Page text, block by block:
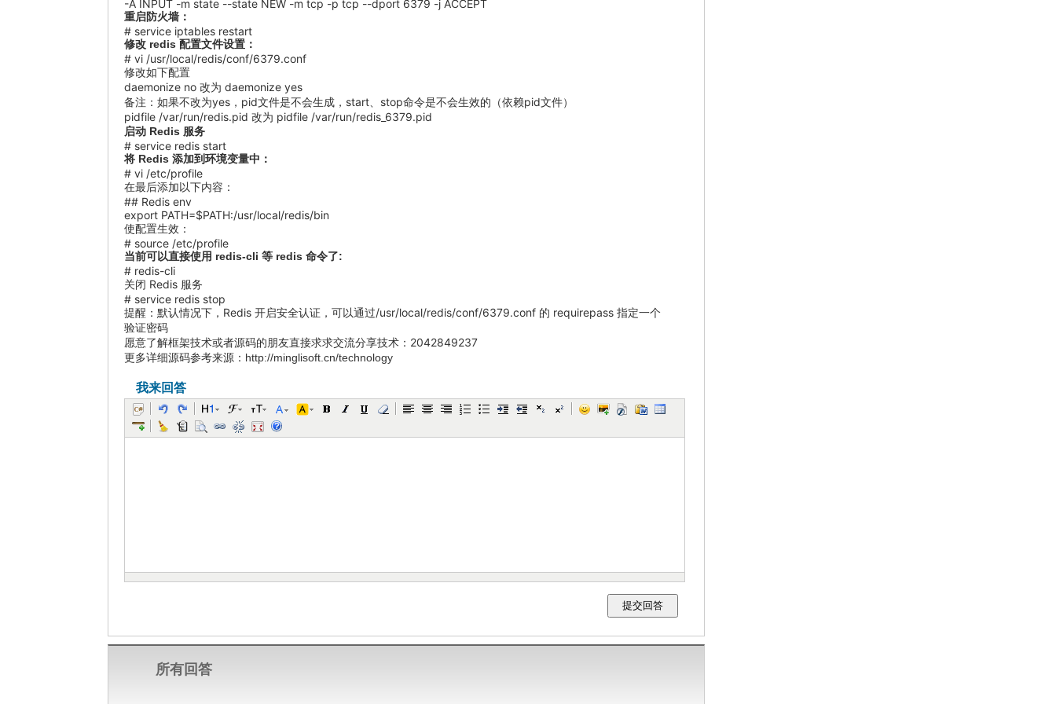
-A INPUT -m state --state NEW -m tcp -p tcp --dport 6379 -j ACCEPT
重启防火墙：
# service iptables restart
修改 redis 配置文件设置：
# vi /usr/local/redis/conf/6379.conf
修改如下配置
daemonize no 改为 daemonize yes
备注：如果不改为yes，pid文件是不会生成，start、stop命令是不会生效的（依赖pid文件）
pidfile /var/run/redis.pid 改为 pidfile /var/run/redis_6379.pid
启动 Redis 服务
# service redis start
将 Redis 添加到环境变量中：
# vi /etc/profile
在最后添加以下内容：
## Redis env
export PATH=$PATH:/usr/local/redis/bin
使配置生效：
# source /etc/profile
当前可以直接使用 redis-cli 等 redis 命令了:
# redis-cli
关闭 Redis 服务
# service redis stop
提醒：默认情况下，Redis 开启安全认证，可以通过/usr/local/redis/conf/6379.conf 的 requirepass 指定一个
验证密码
愿意了解框架技术或者源码的朋友直接求求交流分享技术：2042849237
更多详细源码参考来源： http://minglisoft.cn/technology
我来回答
所有回答